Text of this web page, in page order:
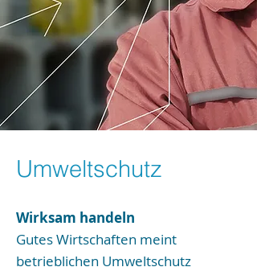
Umweltschutz
Wirksam handeln
Gutes Wirtschaften meint
betrieblichen Umweltschutz